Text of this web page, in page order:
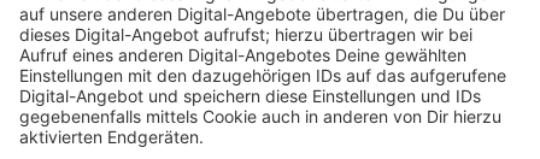
Anzeige
Badeverbot laut FDP wirkungslos